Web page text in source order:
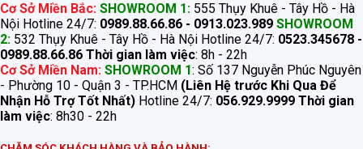
Cơ Sở Miền Bắc: SHOWROOM 1: 555 Thụy Khuê - Tây Hồ - Hà
Nội Hotline 24/7: 0989.88.66.86 - 0913.023.989 SHOWROOM
2: 532 Thụy Khuê - Tây Hồ - Hà Nội Hotline 24/7: 0523.345678 -
0989.88.66.86 Thời gian làm việc: 8h - 22h
Cơ Sở Miền Nam: SHOWROOM 1: Số 137 Nguyễn Phúc Nguyên
- Phường 10 - Quận 3 - TP.HCM (Liên Hệ trước Khi Qua Để
Nhận Hỗ Trợ Tốt Nhất) Hotline 24/7: 056.929.9999 Thời gian
làm việc: 8h30 - 22h